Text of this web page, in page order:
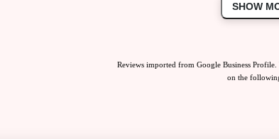
SHOW
Reviews imported from Google Business
on the